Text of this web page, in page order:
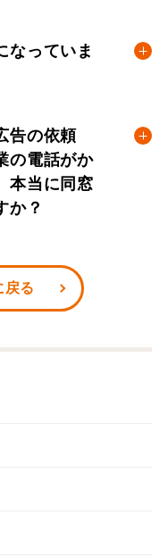
なっていま
告の依頼
の電話がか
本当に同窓
か？
戻る